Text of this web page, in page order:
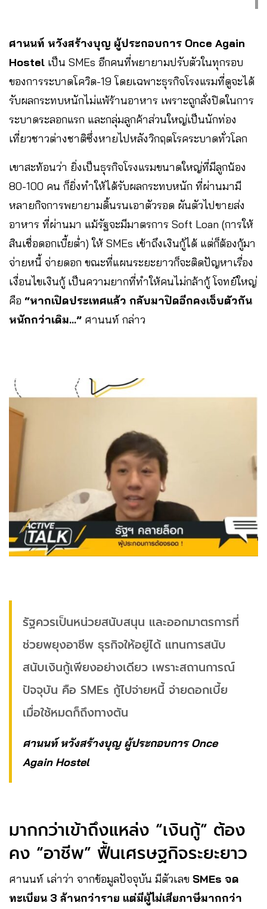
ศานนท์ หวังสร้างบุญ ผู้ประกอบการ Once Again
Hostel เป็น SMEs อีกคนที่พยายามปรับตัวในทุกรอบ
ของการระบาดโควิด-19 โดยเฉพาะธุรกิจโรงแรมที่ดูจะได้
รับผลกระทบหนักไม่แพ้ร้านอาหาร เพราะถูกสั่งปิดในการ
ระบาดระลอกแรก และกลุ่มลูกค้าส่วนใหญ่เป็นนักท่อง
เที่ยวชาวต่างชาติซึ่งหายไปหลังวิกฤตโรคระบาดทั่วโลก
เขาสะท้อนว่า ยิ่งเป็นธุรกิจโรงแรมขนาดใหญ่ที่มีลูกน้อง
80-100 คน ก็ยิ่งทำให้ได้รับผลกระทบหนัก ที่ผ่านมามี
หลายกิจการพยายามดิ้นรนเอาตัวรอด ผันตัวไปขายส่ง
อาหาร ที่ผ่านมา แม้รัฐจะมีมาตรการ Soft Loan (การให้
สินเชื่อดอกเบี้ยต่ำ) ให้ SMEs เข้าถึงเงินกู้ได้ แต่ก็ต้องกู้มา
จ่ายหนี้ จ่ายดอก ขณะที่แผนระยะยาวก็จะติดปัญหาเรื่อง
เงื่อนไขเงินกู้ เป็นความยากที่ทำให้คนไม่กล้ากู้ โจทย์ใหญ่
คือ “หากเปิดประเทศแล้ว กลับมาปิดอีกคงเจ็บตัวกัน
หนักกว่าเดิม…” ศานนท์ กล่าว
รัฐควรเป็นหน่วยสนับสนุน และออกมาตรการที่
ช่วยพยุงอาชีพ ธุรกิจให้อยู่ได้ แทนการสนับ
สนับเงินกู้เพียงอย่างเดียว เพราะสถานการณ์
ปัจจุบัน คือ SMEs กู้ไปจ่ายหนี้ จ่ายดอกเบี้ย
เมื่อใช้หมดก็ถึงทางตัน
ศานนท์ หวังสร้างบุญ ผู้ประกอบการ Once
Again Hostel
มากกว่าเข้าถึงแหล่ง “เงินกู้” ต้อง
คง “อาชีพ” ฟื้นเศรษฐกิจระยะยาว
ศานนท์ เล่าว่า จากข้อมูลปัจจุบัน มีตัวเลข SMEs จด
ทะเบียน 3 ล้านกว่าราย แต่มีผู้ไม่เสียภาษีมากกว่า